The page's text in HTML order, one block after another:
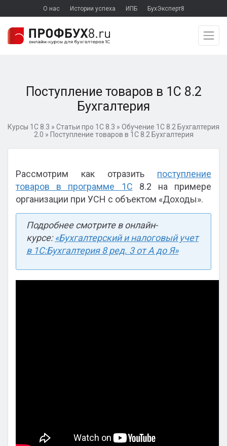
О нас Истории успеха ИПБ БухЭксперт8
Поступление товаров в 1С 8.2
Бухгалтерия
Курсы 1С 8.3 » Статьи про 1С 8.3 » Обучение 1С 8.2 Бухгалтерия
2.0 » Поступление товаров в 1С 8.2 Бухгалтерия
Рассмотрим как отразить поступление
товаров в программе 1С 8.2 на примере
организации при УСН с объектом «Доходы».
Подробнее смотрите в онлайн-
курсе:«Бухгалтерский и налоговый учет
в 1С:Бухгалтерия 8 ред. 3 от А до Я»